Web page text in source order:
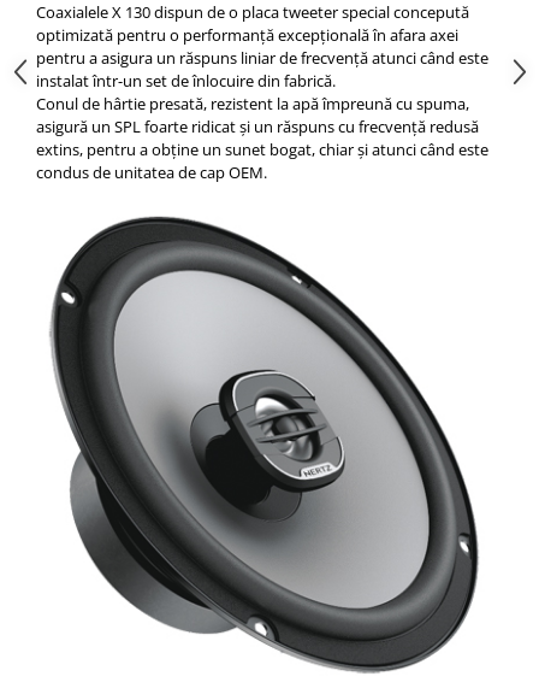
Coaxialele X 130 dispun de o placa tweeter special concepută
optimizată pentru o performanță excepțională în afara axei
pentru a asigura un răspuns liniar de frecvență atunci când este
instalat într-un set de înlocuire din fabrică.
Conul de hârtie presată, rezistent la apă împreună cu spuma,
asigură un SPL foarte ridicat și un răspuns cu frecvență redusă
extins, pentru a obține un sunet bogat, chiar și atunci când este
condus de unitatea de cap OEM.